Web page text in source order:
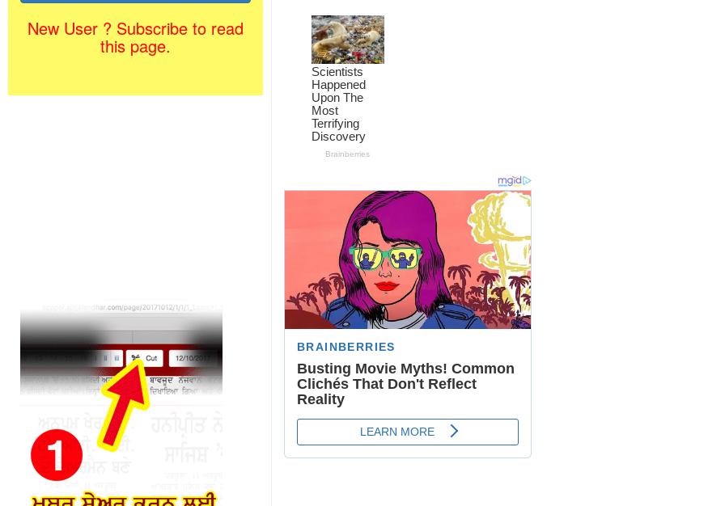
New User ? Subscribe to read
this page.